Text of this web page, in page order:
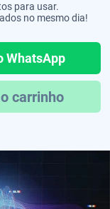
para usar.
no mesmo dia!
WhatsApp
carrinho